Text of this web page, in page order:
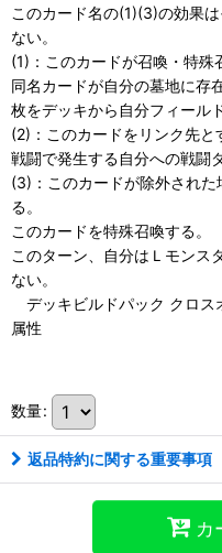
このカード名の(1)(3)の効果
ない。
(1)：このカードが召喚・特殊
同名カードが自分の墓地に存
枚をデッキから自分フィール
(2)：このカードをリンク先
戦闘で発生する自分への戦闘
(3)：このカードが除外され
る。
このカードを特殊召喚する。
このターン、自分はＬモンス
ない。
デッキビルドパック クロス
属性
数量:
返品特約に関する重要事項
カ